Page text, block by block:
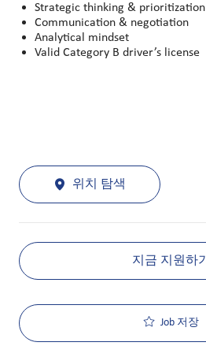
Strategic thinking & prioritization
Communication & negotiation
Analytical mindset
Valid Category B driver’s license
위치 탐색
지금 지원하기
Job 저장